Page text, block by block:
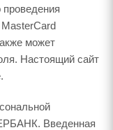
проведения
может
Настоящий сайт
Введенная